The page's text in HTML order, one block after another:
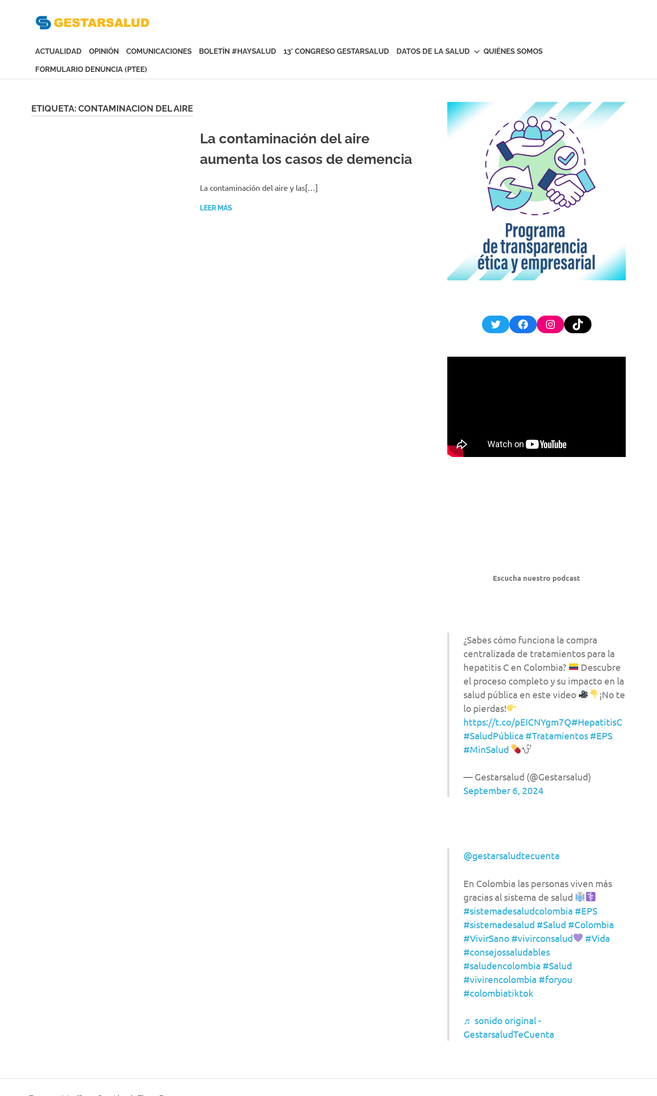
contenido
de
Gestoras
del
la
ACTUALIDAD OPINIÓN COMUNICACIONES BOLETÍN #HAYSALUD 13° CONGRESO GESTARSALUD DATOS DE LA SALUD QUIÉNES SOMOS
FORMULARIO DENUNCIA (PTEE)
ETIQUETA:CONTAMINACION DEL AIRE
La contaminación del aire
aumenta los casos de demencia
La contaminación del aire y las[…]
LEER MÁS
TwitterFacebookInstagram
TikTok
Escucha nuestro podcast
¿Sabes cómo funciona la compra
centralizada de tratamientos para la
hepatitis C en Colombia?
Descubre
el proceso completo y su impacto en la
salud pública en este video
¡No te
lo pierdas!
https://t.co/pEICNYgm7Q#HepatitisC
#SaludPública #Tratamientos #EPS
#MinSalud
— Gestarsalud (@Gestarsalud)
September 6, 2024
@gestarsaludtecuenta
En Colombia las personas viven más
gracias al sistema de salud
#sistemadesaludcolombia #EPS
#sistemadesalud #Salud #Colombia
#VivirSano #vivirconsalud
#Vida
#consejossaludables
#saludencolombia #Salud
#vivirencolombia #foryou
#colombiatiktok
♬ sonido original -
GestarsaludTeCuenta